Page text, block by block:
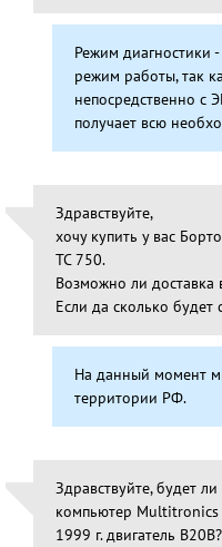
Режим диагностики
режим работы, так
непосредственно с
получает всю
Здравствуйте,
хочу купить у вас
TC 750.
Возможно ли доставка
Если да сколько будет
На данный момент
территории РФ.
Здравствуйте, будет
компьютер Multitronics
1999 г. двигатель